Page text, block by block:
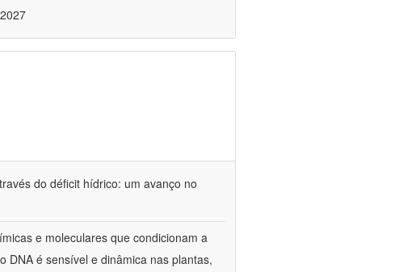
do déficit hídrico: um avanço no
e moleculares que condicionam a
DNA é sensível e dinâmica nas plantas,